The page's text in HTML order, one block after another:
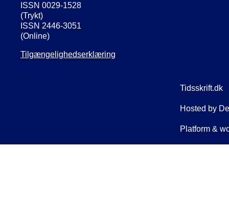
ISSN 0029-1528
(Trykt)
ISSN 2446-3051
(Online)
Tilgængelighedserklæring